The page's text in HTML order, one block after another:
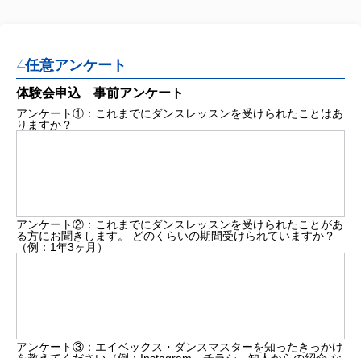
4任意アンケート
体験会申込 事前アンケート
アンケート①：これまでにダンスレッスンを受けられたことはあ
りますか？
アンケート②：これまでにダンスレッスンを受けられたことがあ
る方にお聞きします。 どのくらいの期間受けられていますか？
（例：1年3ヶ月）
アンケート③：エイベックス・ダンスマスターを知ったきっかけ